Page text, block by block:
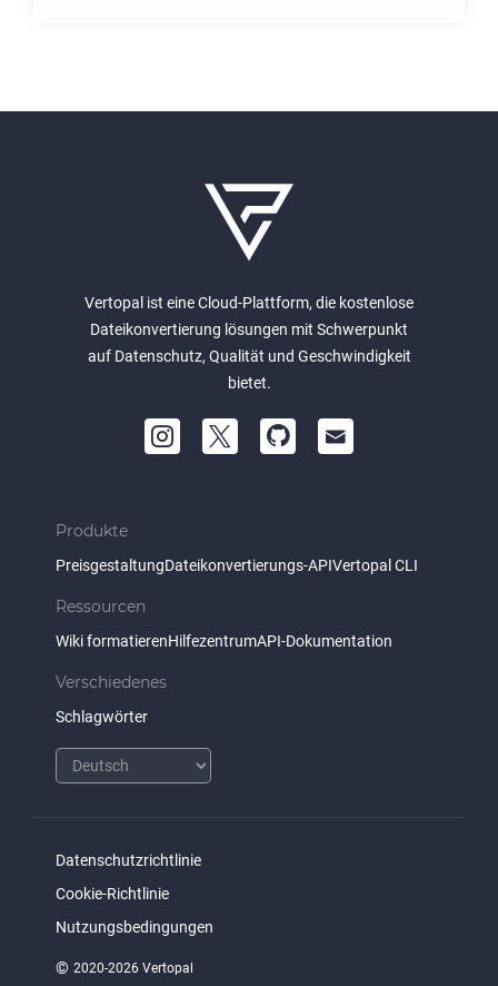
Vertopal ist eine Cloud-Plattform, die kostenlose
Dateikonvertierung lösungen mit Schwerpunkt
auf Datenschutz, Qualität und Geschwindigkeit
bietet.
Produkte
PreisgestaltungDateikonvertierungs-APIVertopal CLI
Ressourcen
Wiki formatierenHilfezentrumAPI-Dokumentation
Verschiedenes
Schlagwörter
Datenschutzrichtlinie
Cookie-Richtlinie
Nutzungsbedingungen
© 2020-2026 Vertopal